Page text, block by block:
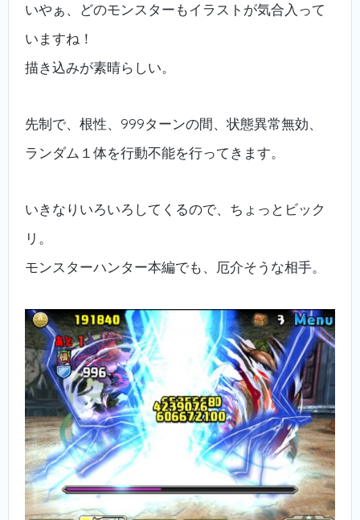
いやぁ、どのモンスターもイラストが気合入って
いますね！
描き込みが素晴らしい。
先制で、根性、999ターンの間、状態異常無効、
ランダム１体を行動不能を行ってきます。
いきなりいろいろしてくるので、ちょっとビック
リ。
モンスターハンター本編でも、厄介そうな相手。